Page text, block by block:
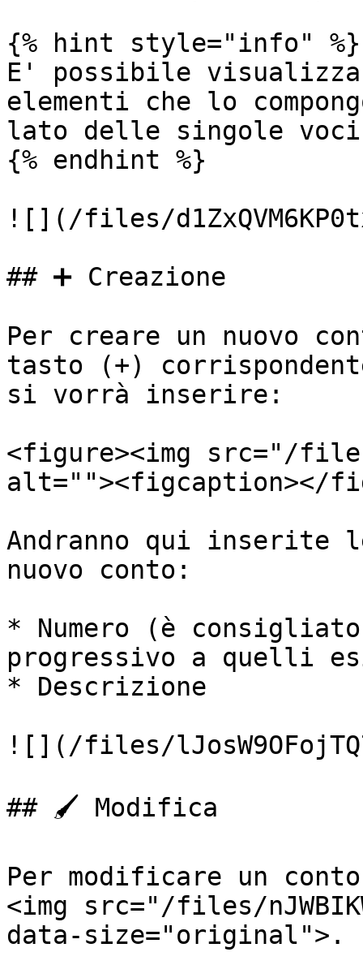
{% hint style="info" %}
E' possibile
elementi che lo
lato delle singole
{% endhint %}
![](/files/
## ➕ Creazione
Per creare un nuovo
tasto (+)
si vorrà inserire:
<figure><img src="/files/
alt=""><figcaption></
Andranno qui
nuovo conto:
* Numero (è
progressivo a quelli
* Descrizione
![](/files/
## 🖌️ Modifica
Per modificare un
<img src="/files/
data-size="original">.